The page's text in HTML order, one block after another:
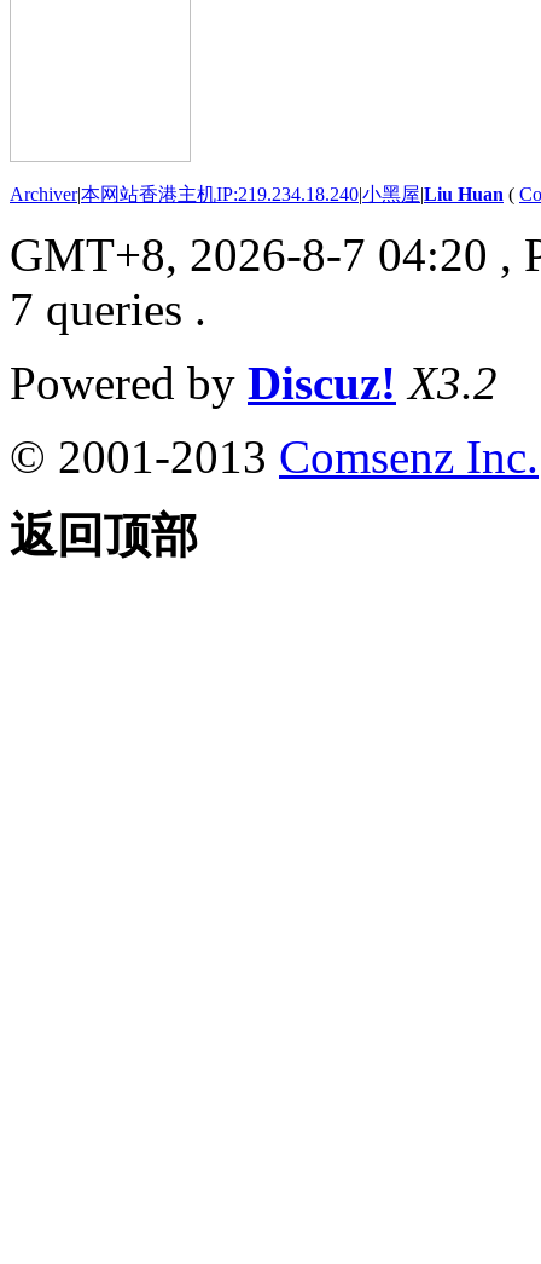
Archiver|本网站香港主机IP:219.234.18.240|小黑屋|Liu Huan (
GMT+8, 2026-8-7 04:20 ,
7 queries .
Powered by Discuz! X3.2
© 2001-2013 Comsenz Inc.
返回顶部